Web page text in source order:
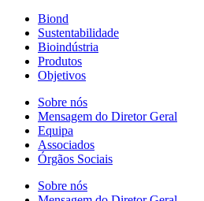
Biond
Sustentabilidade
Bioindústria
Produtos
Objetivos
Sobre nós
Mensagem do Diretor Geral
Equipa
Associados
Órgãos Sociais
Sobre nós